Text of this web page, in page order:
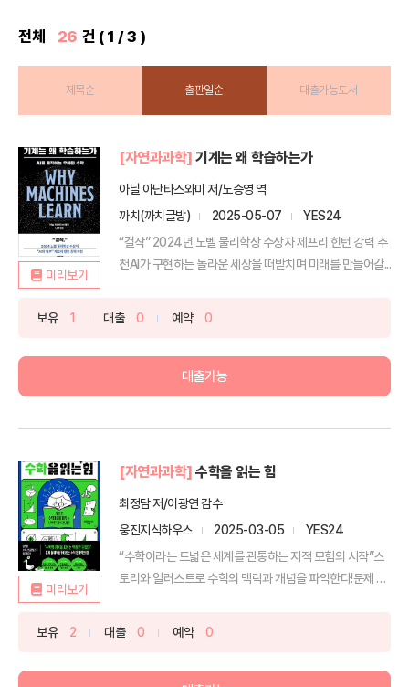
전체 26 건 ( 1 / 3 )
제목순 출판일순 대출가능도서
미리보기
[자연과과학] 기계는 왜 학습하는가
아닐 아난타스와미 저/노승영 역
까치(까치글방)
2025-05-07
YES24
“걸작” 2024년 노벨 물리학상 수상자 제프리 힌턴 강력 추
천AI가 구현하는 놀라운 세상을 떠받치며 미래를 만들어갈...
보유 1 대출 0 예약 0
대출가능
미리보기
[자연과과학] 수학을 읽는 힘
최정담 저/이광연 감수
웅진지식하우스
2025-03-05
YES24
“수학이라는 드넓은 세계를 관통하는 지적 모험의 시작”스
토리와 일러스트로 수학의 맥락과 개념을 파악한다!문제 풀
보유 2 대출 0 예약 0